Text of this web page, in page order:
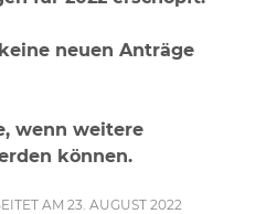
neuen Anträge
wenn weitere
können.
AM 23. AUGUST 2022